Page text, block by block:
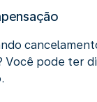
Você pode ter